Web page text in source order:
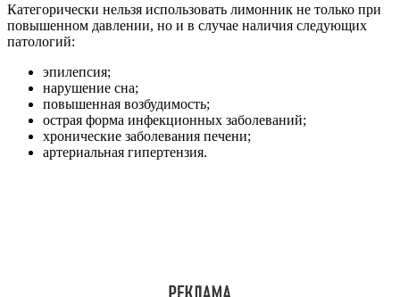
Категорически нельзя использовать лимонник не только при
повышенном давлении, но и в случае наличия следующих
патологий:
эпилепсия;
нарушение сна;
повышенная возбудимость;
острая форма инфекционных заболеваний;
хронические заболевания печени;
артериальная гипертензия.